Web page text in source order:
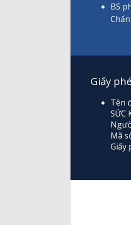
BS
Giấy
Tên
SỨC
Mã
Giấy